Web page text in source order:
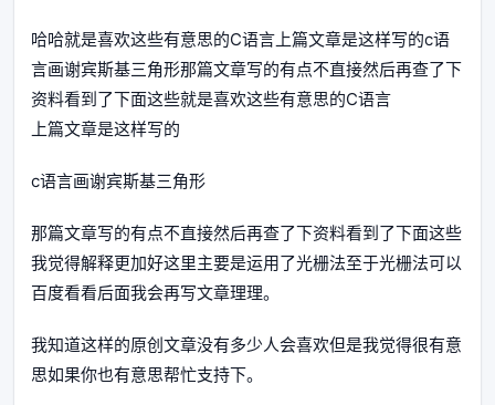
哈哈就是喜欢这些有意思的C语言上篇文章是这样写的c语
言画谢宾斯基三角形那篇文章写的有点不直接然后再查了下
资料看到了下面这些就是喜欢这些有意思的C语言
上篇文章是这样写的
c语言画谢宾斯基三角形
那篇文章写的有点不直接然后再查了下资料看到了下面这些
我觉得解释更加好这里主要是运用了光栅法至于光栅法可以
百度看看后面我会再写文章理理。
我知道这样的原创文章没有多少人会喜欢但是我觉得很有意
思如果你也有意思帮忙支持下。